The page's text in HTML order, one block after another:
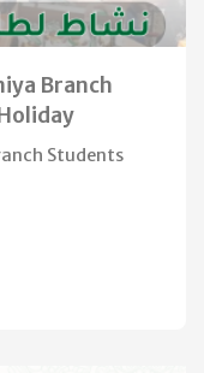
Branch
Students